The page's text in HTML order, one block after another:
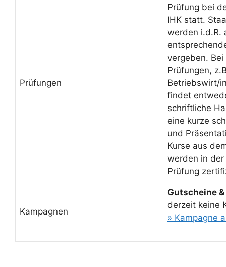
Prüfungen
Prüfung bei
IHK statt.
werden i.d.R.
vergeben.
Prüfungen,
Betriebswirt/
findet
schriftliche
eine kurze
und
Kurse aus
werden in der
Prüfung
Kampagnen
Gutscheine
derzeit keine
» Kampagne